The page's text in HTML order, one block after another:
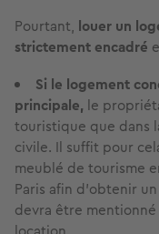
Pourtant, louer un
strictement encadré
Si le logement
principale, le
touristique que dans
civile. Il suffit pour
meublé de tourisme
Paris afin d’obtenir
devra être